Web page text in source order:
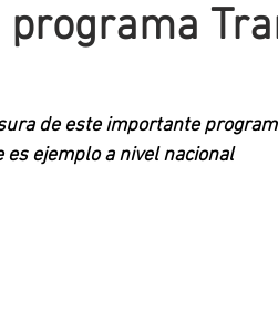
programa
de este importante
es ejemplo a nivel nacional